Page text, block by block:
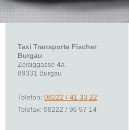
Taxi Transporte Fischer
Burgau
Zeisiggasse 4a
89331 Burgau
Telefon: 08222 / 41 33 22
Telefax: 08222 / 96 57 14